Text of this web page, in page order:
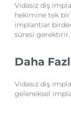
Vidasız diş
hekimine tek bir
implantlar
süresi gerektirir.
Daha
Vidasız diş
geleneksel